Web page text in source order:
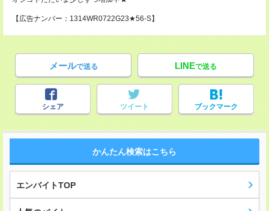
【広告ナンバー：1314WR0722G23★56-S】
メールで送る LINEで送る
シェア ツイート ブックマーク
かんたん検索はこちら
エンバイトTOP